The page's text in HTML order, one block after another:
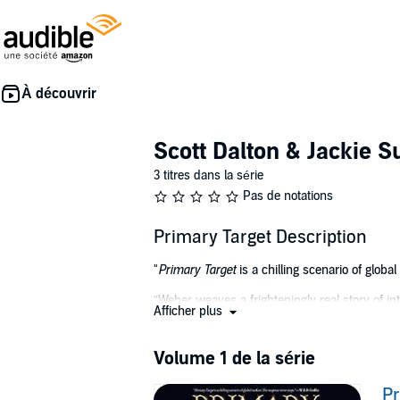
Scott Dalton & Jackie
3 titres dans la série
Pas de notations
Primary Target Description
"Primary Targetis a chilling scenario of
“Weber weaves a frighteningly real story of
former glory. In league with the most
President of the United States.
This time, America isn’t declaring a war
Afficher plus
Volume 1 de la série